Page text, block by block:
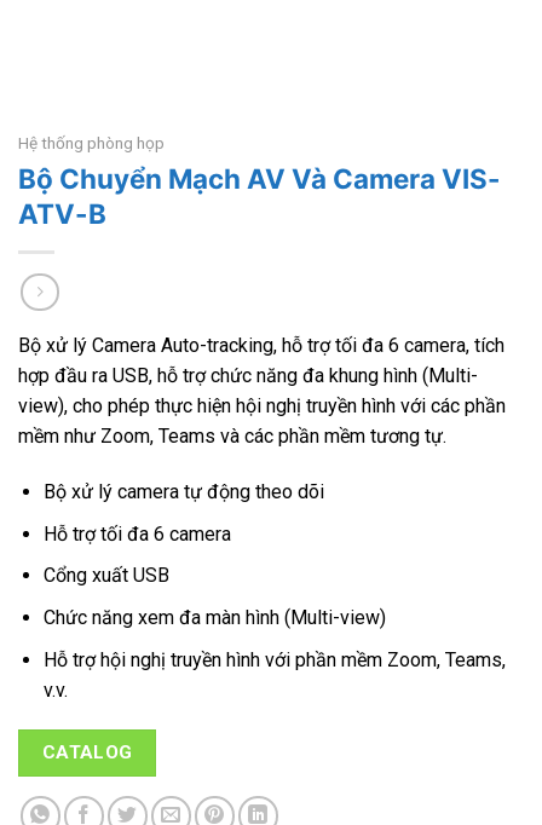
Hệ thống phòng họp
Bộ Chuyển Mạch AV Và Camera VIS-
ATV-B
Bộ xử lý Camera Auto-tracking, hỗ trợ tối đa 6 camera, tích
hợp đầu ra USB, hỗ trợ chức năng đa khung hình (Multi-
view), cho phép thực hiện hội nghị truyền hình với các phần
mềm như Zoom, Teams và các phần mềm tương tự.
Bộ xử lý camera tự động theo dõi
Hỗ trợ tối đa 6 camera
Cổng xuất USB
Chức năng xem đa màn hình (Multi-view)
Hỗ trợ hội nghị truyền hình với phần mềm Zoom, Teams,
v.v.
CATALOG